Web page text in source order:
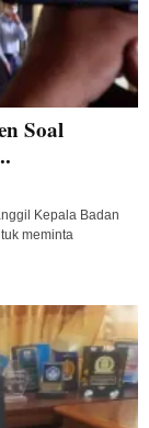
Soal
Kepala Badan
meminta